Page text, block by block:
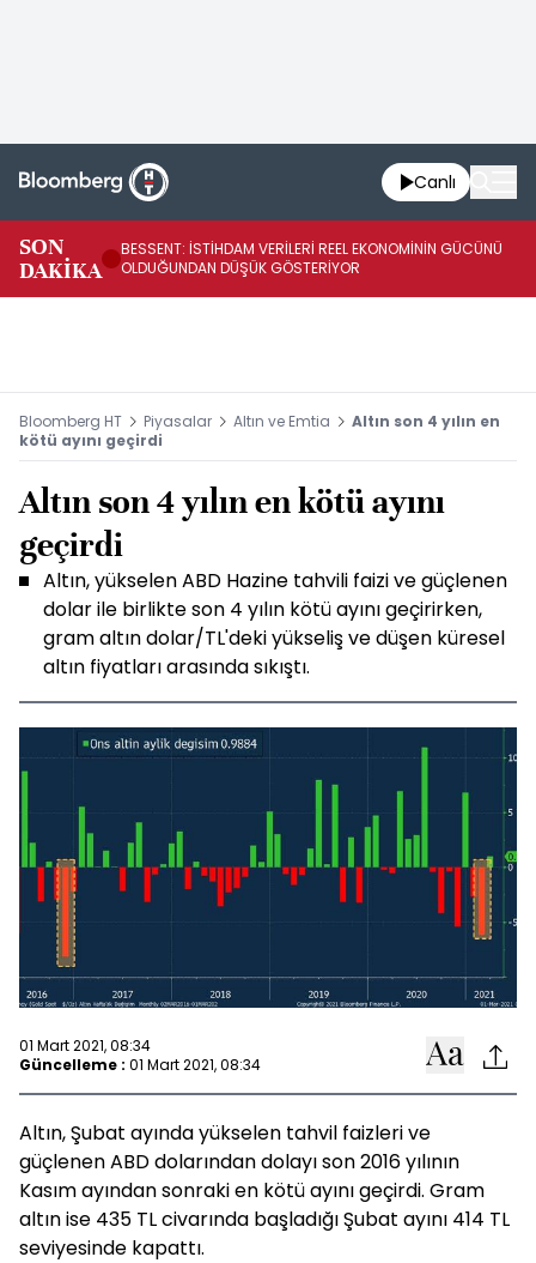
Canlı
SON
DAKİKA
BESSENT: İSTİHDAM VERİLERİ REEL EKONOMİNİN GÜCÜNÜ
OLDUĞUNDAN DÜŞÜK GÖSTERİYOR
Bloomberg HT Piyasalar Altın ve Emtia
Altın son 4 yılın en
kötü ayını geçirdi
Altın son 4 yılın en kötü ayını
geçirdi
Altın, yükselen ABD Hazine tahvili faizi ve güçlenen
dolar ile birlikte son 4 yılın kötü ayını geçirirken,
gram altın dolar/TL'deki yükseliş ve düşen küresel
altın fiyatları arasında sıkıştı.
01 Mart 2021, 08:34
Güncelleme : 01 Mart 2021, 08:34
Altın, Şubat ayında yükselen tahvil faizleri ve
güçlenen ABD dolarından dolayı son 2016 yılının
Kasım ayından sonraki en kötü ayını geçirdi. Gram
altın ise 435 TL civarında başladığı Şubat ayını 414 TL
seviyesinde kapattı.